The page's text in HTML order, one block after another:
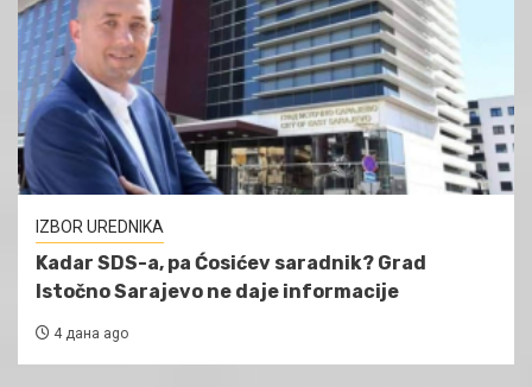
IZBOR UREDNIKA
Kadar SDS-a, pa Ćosićev saradnik? Grad
Istočno Sarajevo ne daje informacije
4 дана ago